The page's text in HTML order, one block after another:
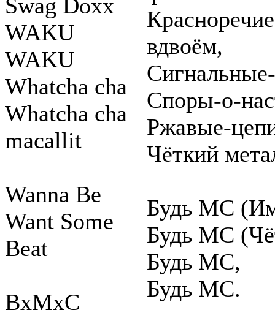
Swag Doxx
WAKU
WAKU
Whatcha cha
Whatcha cha
macallit
Wanna Be
Want Some
Beat
BxMxC
вдвоём,
Споры-о-
Ржавые-
Чёткий
Будь МС
Будь МС
Будь МС,
Будь МС.